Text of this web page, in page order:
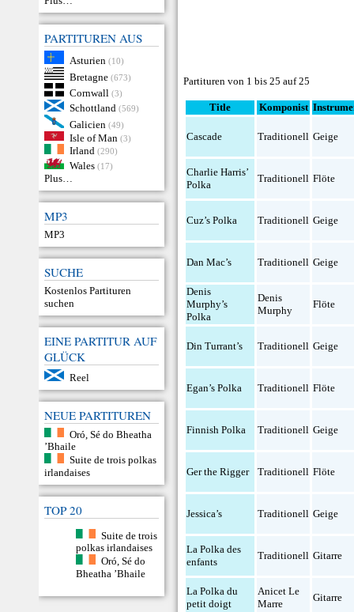
PARTITUREN AUS
Asturien (10)
Bretagne (673)
Cornwall (3)
Schottland (569)
Galicien (49)
Isle of Man (3)
Irland (290)
Wales (17)
Plus…
MP3
MP3
SUCHE
Kostenlos Partituren
suchen
EINE PARTITUR AUF
GLÜCK
Reel
NEUE PARTITUREN
Oró, Sé do Bheatha
’Bhaile
Suite de trois polkas
irlandaises
TOP 20
Suite de trois
polkas irlandaises
Oró, Sé do
Bheatha ’Bhaile
Partituren von 1 bis 25 auf 25
Title Komponist
Cascade Traditionell Geige
Charlie Harris’
Polka
Traditionell Flöte
Cuz’s Polka Traditionell Geige
Dan Mac’s Traditionell Geige
Denis
Murphy’s
Polka
Denis
Murphy
Flöte
Din Turrant’s Traditionell Geige
Egan’s Polka Traditionell Flöte
Finnish Polka Traditionell Geige
Ger the Rigger Traditionell Flöte
Jessica’s Traditionell Geige
La Polka des
enfants
Traditionell Gitarre
La Polka du
petit doigt
Anicet Le
Marre
Gitarre